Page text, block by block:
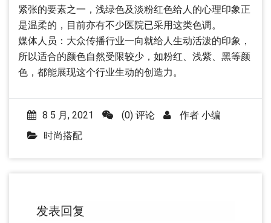
紧张的要素之一，浅绿色及淡粉红色给人的心理印象正
是温柔的，目前亦有不少医院已采用这类色调。
媒体人员：大众传播行业一向就给人生动活泼的印象，
所以适合的颜色自然受限较少，如粉红、浅紫、黑等颜
色，都能展现这个行业生动的创造力。
8 5 月, 2021 (0) 评论 作者 小编
时尚搭配
发表回复